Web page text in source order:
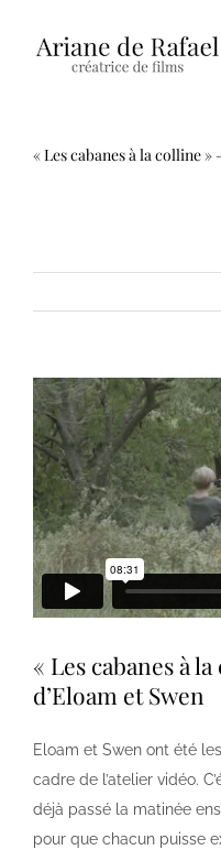
« Les cabanes à la colline »
« Les cabanes à
d’Eloam et Swen
Eloam et Swen ont été
cadre de l’atelier vidéo.
déjà passé la matinée
pour que chacun puisse